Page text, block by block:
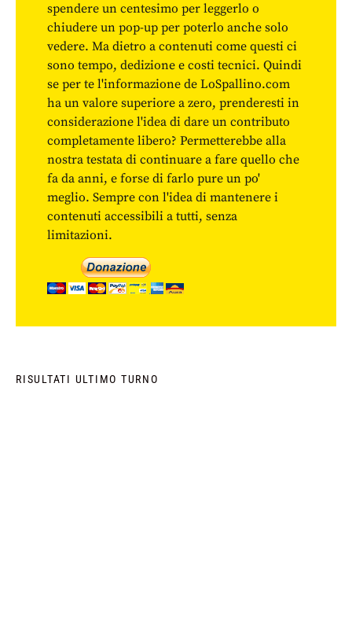
spendere un centesimo per leggerlo o
chiudere un pop-up per poterlo anche solo
vedere. Ma dietro a contenuti come questi ci
sono tempo, dedizione e costi tecnici. Quindi
se per te l'informazione de LoSpallino.com
ha un valore superiore a zero, prenderesti in
considerazione l'idea di dare un contributo
completamente libero? Permetterebbe alla
nostra testata di continuare a fare quello che
fa da anni, e forse di farlo pure un po'
meglio. Sempre con l'idea di mantenere i
contenuti accessibili a tutti, senza
limitazioni.
RISULTATI ULTIMO TURNO